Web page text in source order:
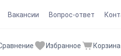
Вакансии Вопрос-ответ
Избранное Корзина